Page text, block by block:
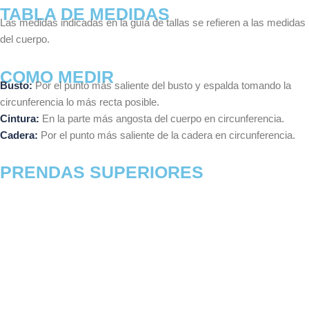
TABLA DE MEDIDAS
Las medidas indicadas en la guía de tallas se refieren a las medidas
del cuerpo.
COMO MEDIR
Busto: Por el punto más saliente del busto y espalda tomando la
circunferencia lo más recta posible.
Cintura: En la parte más angosta del cuerpo en circunferencia.
Cadera: Por el punto más saliente de la cadera en circunferencia.
PRENDAS SUPERIORES